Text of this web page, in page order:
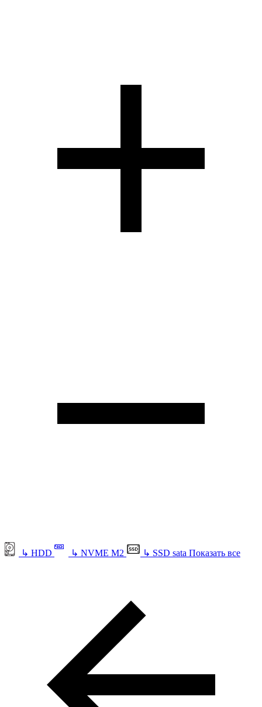
↳ HDD ↳ NVME M2 ↳ SSD sata Показать все